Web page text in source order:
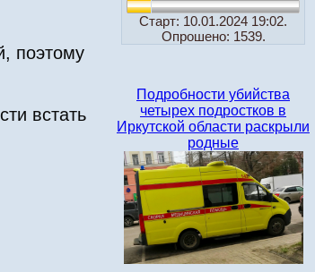
поэтому
встать
Старт: 10.01.2024 19:02.
Опрошено: 1539.
Подробности убийства
четырех подростков в
Иркутской области раскрыли
родные